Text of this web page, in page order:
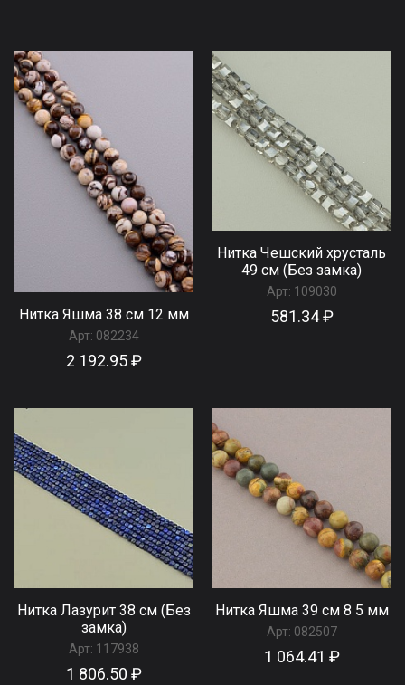
Нитка Яшма 38 см 12 мм
Арт: 082234
2 192.95 ₽
Нитка Чешский хрусталь
49 см (Без замка)
Арт: 109030
581.34 ₽
Нитка Лазурит 38 см (Без
замка)
Арт: 117938
1 806.50 ₽
Нитка Яшма 39 см 8 5 мм
Арт: 082507
1 064.41 ₽